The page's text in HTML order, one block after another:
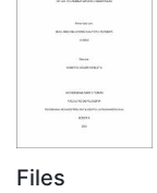
Files